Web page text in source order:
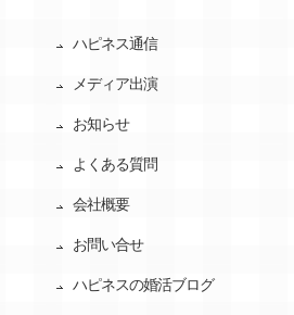
ハピネス通信
メディア出演
お知らせ
よくある質問
会社概要
お問い合せ
ハピネスの婚活ブログ